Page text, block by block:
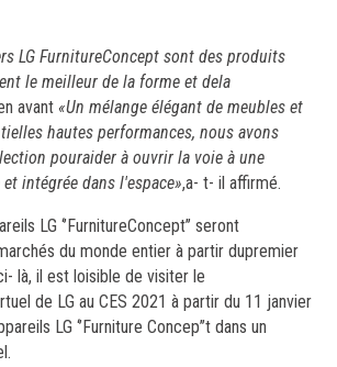
LG FurnitureConcept sont des produits
le meilleur de la forme et dela
avant «Un mélange élégant de meubles et
hautes performances, nous avons
pouraider à ouvrir la voie à une
intégrée dans l'espace»,a- t- il affirmé.
LG ‘’FurnitureConcept’’ seront
du monde entier à partir dupremier
là, il est loisible de visiter le
de LG au CES 2021 à partir du 11 janvier
LG ‘’Furniture Concep’’t dans un